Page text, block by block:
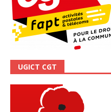
UGICT CGT